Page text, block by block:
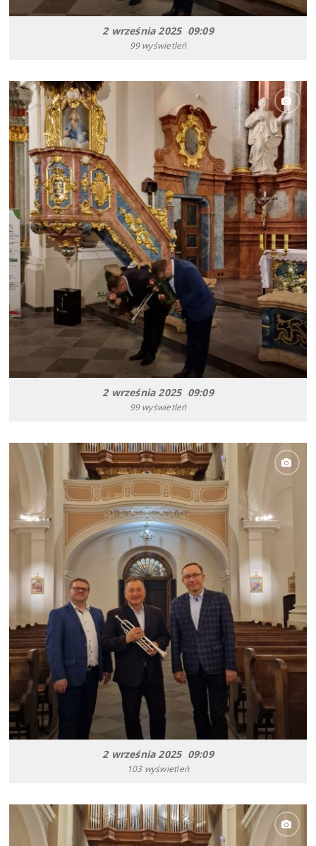
2 września 2025 09:09
99 wyświetleń
2 września 2025 09:09
99 wyświetleń
2 września 2025 09:09
103 wyświetleń